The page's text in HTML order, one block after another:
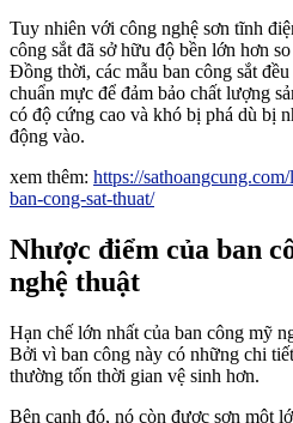
Tuy nhiên với công nghệ sơn tĩnh
công sắt đã sở hữu độ bền lớn hơn
Đồng thời, các mẫu ban công sắt
chuẩn mực để đảm bảo chất lượng
có độ cứng cao và khó bị phá dù bị
động vào.
xem thêm: https://
ban-cong-sat-thuat/
Nhược điểm của ban
nghệ thuật
Hạn chế lớn nhất của ban công mỹ
Bởi vì ban công này có những chi
thường tốn thời gian vệ sinh hơn.
Bên cạnh đó, nó còn được sơn một